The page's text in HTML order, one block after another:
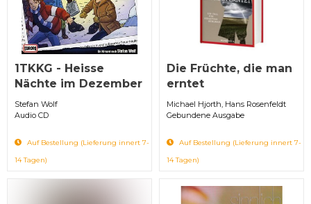
1TKKG - Heisse
Nächte im Dezember
Stefan Wolf
Audio CD
Auf Bestellung (Lieferung innert 7-
14 Tagen)
Die Früchte, die man
erntet
Michael Hjorth, Hans Rosenfeldt
Gebundene Ausgabe
Auf Bestellung (Lieferung innert 7-
14 Tagen)